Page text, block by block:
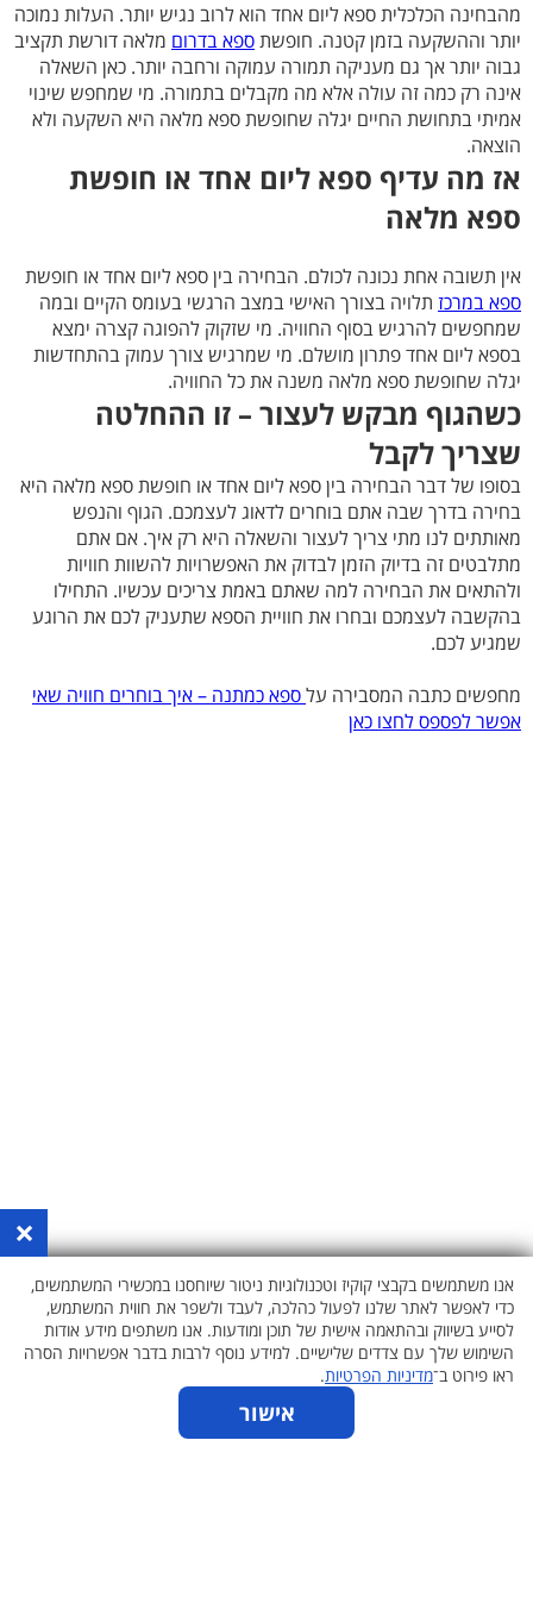
מהבחינה הכלכלית ספא ליום אחד הוא לרוב נגיש יותר. העלות נמוכה
יותר וההשקעה בזמן קטנה. חופשתספא בדרום מלאה דורשת תקציב
גבוה יותר אך גם מעניקה תמורה עמוקה ורחבה יותר. כאן השאלה
אינה רק כמה זה עולה אלא מה מקבלים בתמורה. מי שמחפש שינוי
אמיתי בתחושת החיים יגלה שחופשת ספא מלאה היא השקעה ולא
הוצאה.
אז מה עדיף ספא ליום אחד או חופשת
ספא מלאה
אין תשובה אחת נכונה לכולם. הבחירה בין ספא ליום אחד או חופשת
ספא במרכז תלויה בצורך האישי במצב הרגשי בעומס הקיים ובמה
שמחפשים להרגיש בסוף החוויה. מי שזקוק להפוגה קצרה ימצא
בספא ליום אחד פתרון מושלם. מי שמרגיש צורך עמוק בהתחדשות
יגלה שחופשת ספא מלאה משנה את כל החוויה.
כשהגוף מבקש לעצור – זו ההחלטה
שצריך לקבל
בסופו של דבר הבחירה בין ספא ליום אחד או חופשת ספא מלאה היא
בחירה בדרך שבה אתם בוחרים לדאוג לעצמכם. הגוף והנפש
מאותתים לנו מתי צריך לעצור והשאלה היא רק איך. אם אתם
מתלבטים זה בדיוק הזמן לבדוק את האפשרויות להשוות חוויות
ולהתאים את הבחירה למה שאתם באמת צריכים עכשיו. התחילו
בהקשבה לעצמכם ובחרו את חוויית הספא שתעניק לכם את הרוגע
שמגיע לכם.
מחפשים כתבה המסבירה עלספא כמתנה – איך בוחרים חוויה שאי
אפשר לפספס לחצו כאן
כתבות
אודות
×
אנו משתמשים בקבצי קוקיז וטכנולוגיות ניטור שיוחסנו במכשירי המשתמשים,
כדי לאפשר לאתר שלנו לפעול כהלכה, לעבד ולשפר את חווית המשתמש,
לסייע בשיווק ובהתאמה אישית של תוכן ומודעות. אנו משתפים מידע אודות
השימוש שלך עם צדדים שלישיים. למידע נוסף לרבות בדבר אפשרויות הסרה
ראו פירוט ב־מדיניות הפרטיות.
אישור